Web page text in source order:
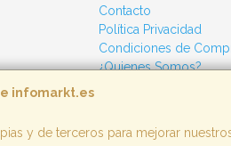
infomarkt.es
y de terceros para mejorar
Contacto
Política Privacidad
Condiciones de
¿Quienes Somos?